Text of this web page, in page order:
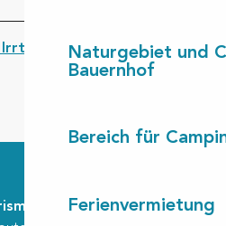
Naturgebiet und
Bauernhof
Bereich für
Ferienvermietung
Irrtum angeben
Communautaire